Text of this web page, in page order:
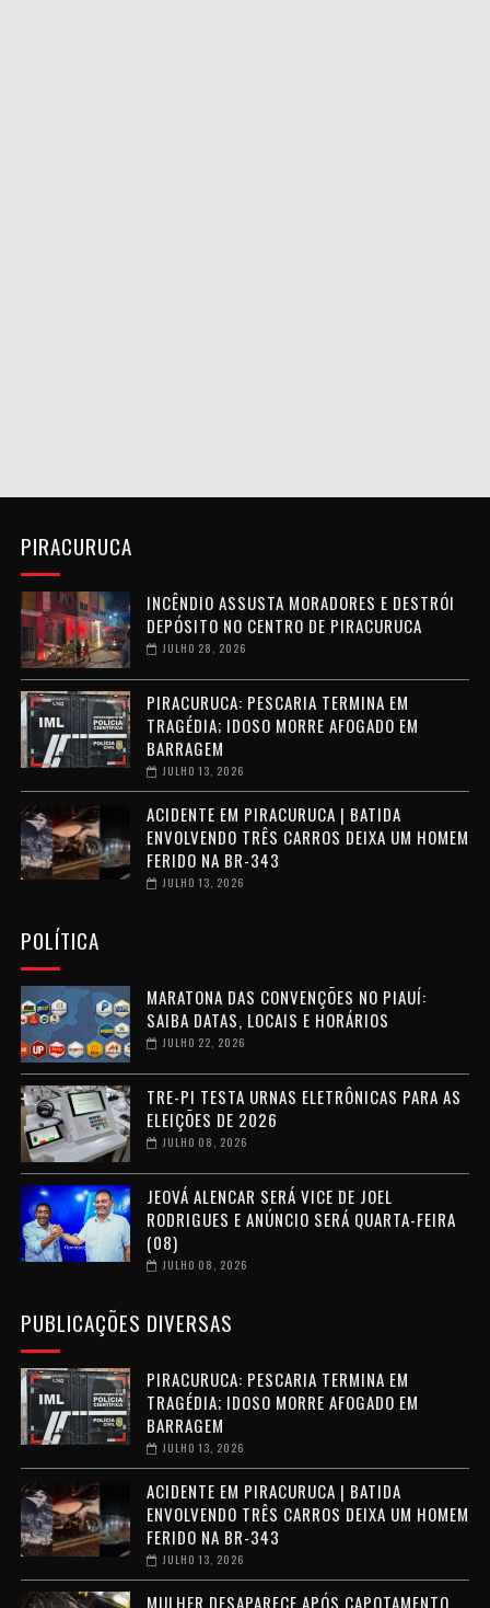
PIRACURUCA
INCÊNDIO ASSUSTA MORADORES E DESTRÓI
DEPÓSITO NO CENTRO DE PIRACURUCA
JULHO 28, 2026
PIRACURUCA: PESCARIA TERMINA EM
TRAGÉDIA; IDOSO MORRE AFOGADO EM
BARRAGEM
JULHO 13, 2026
ACIDENTE EM PIRACURUCA | BATIDA
ENVOLVENDO TRÊS CARROS DEIXA UM HOMEM
FERIDO NA BR-343
JULHO 13, 2026
POLÍTICA
MARATONA DAS CONVENÇÕES NO PIAUÍ:
SAIBA DATAS, LOCAIS E HORÁRIOS
JULHO 22, 2026
TRE-PI TESTA URNAS ELETRÔNICAS PARA AS
ELEIÇÕES DE 2026
JULHO 08, 2026
JEOVÁ ALENCAR SERÁ VICE DE JOEL
RODRIGUES E ANÚNCIO SERÁ QUARTA-FEIRA
(08)
JULHO 08, 2026
PUBLICAÇÕES DIVERSAS
PIRACURUCA: PESCARIA TERMINA EM
TRAGÉDIA; IDOSO MORRE AFOGADO EM
BARRAGEM
JULHO 13, 2026
ACIDENTE EM PIRACURUCA | BATIDA
ENVOLVENDO TRÊS CARROS DEIXA UM HOMEM
FERIDO NA BR-343
JULHO 13, 2026
MULHER DESAPARECE APÓS CAPOTAMENTO